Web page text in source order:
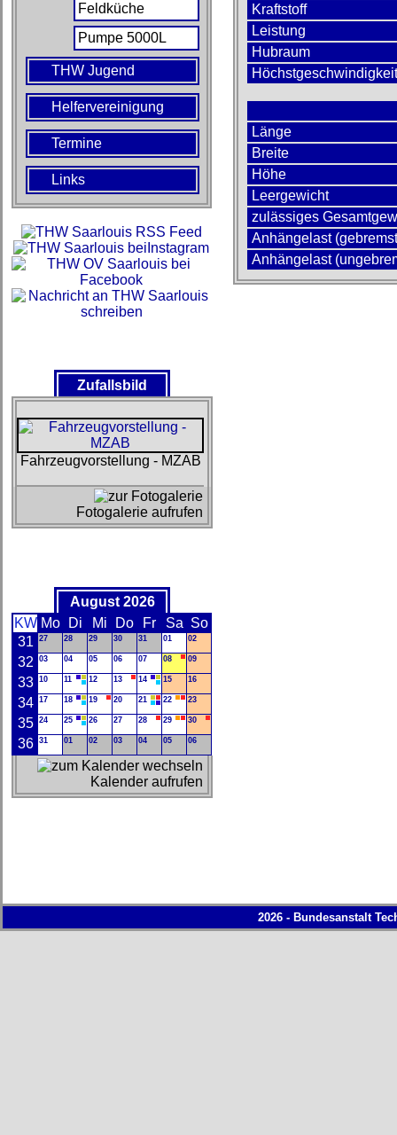
Feldküche
Pumpe 5000L
THW Jugend
Helfervereinigung
Termine
Links
Zufallsbild
Fahrzeugvorstellung - MZAB
Fotogalerie aufrufen
August 2026
KW Mo Di Mi Do Fr Sa So
31
27 28 29 30 31 01 02
32 03 04 05 06 07 08 09
33 10 11 12 13 14 15 16
34 17 18 19 20 21 22 23
35 24 25 26 27 28 29 30
36 31 01 02 03 04 05 06
Kalender aufrufen
Kraftstoff
Leistung
Hubraum
Länge
Breite
Höhe
Leergewicht
zulässiges
Anhängelast
Anhängelast
2026 - Bundesanstalt